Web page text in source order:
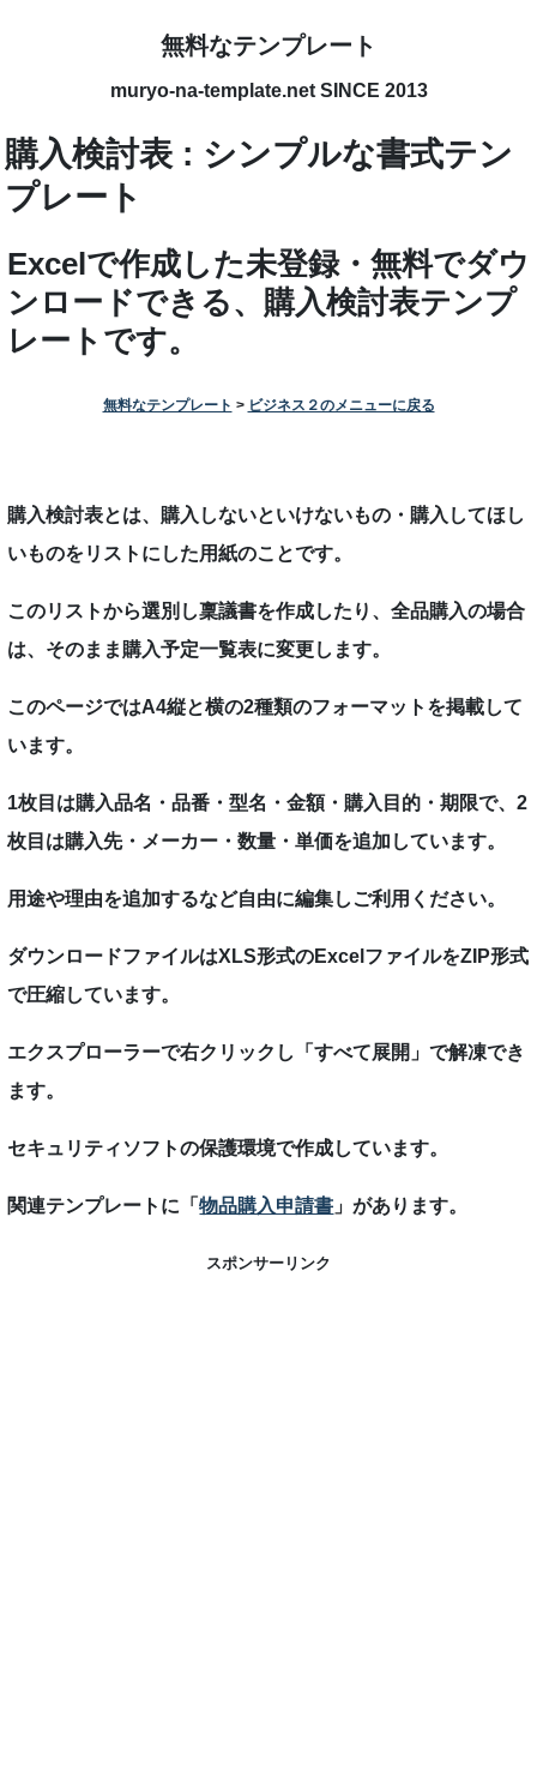
無料なテンプレート
muryo-na-template.net SINCE 2013
購入検討表 : シンプルな書式テン
プレート
Excelで作成した未登録・無料でダウ
ンロードできる、購入検討表テンプ
レートです。
無料なテンプレート > ビジネス２のメニューに戻る
購入検討表とは、購入しないといけないもの・購入してほし
いものをリストにした用紙のことです。
このリストから選別し稟議書を作成したり、全品購入の場合
は、そのまま購入予定一覧表に変更します。
このページではA4縦と横の2種類のフォーマットを掲載して
います。
1枚目は購入品名・品番・型名・金額・購入目的・期限で、2
枚目は購入先・メーカー・数量・単価を追加しています。
用途や理由を追加するなど自由に編集しご利用ください。
ダウンロードファイルはXLS形式のExcelファイルをZIP形式
で圧縮しています。
エクスプローラーで右クリックし「すべて展開」で解凍でき
ます。
セキュリティソフトの保護環境で作成しています。
関連テンプレートに「物品購入申請書 」があります。
スポンサーリンク